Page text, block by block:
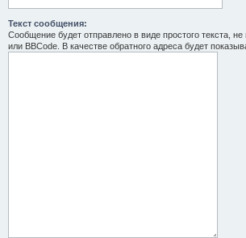
Текст сообщения:
Сообщение будет отправлено в виде простого текста, не
или BBCode. В качестве обратного адреса будет